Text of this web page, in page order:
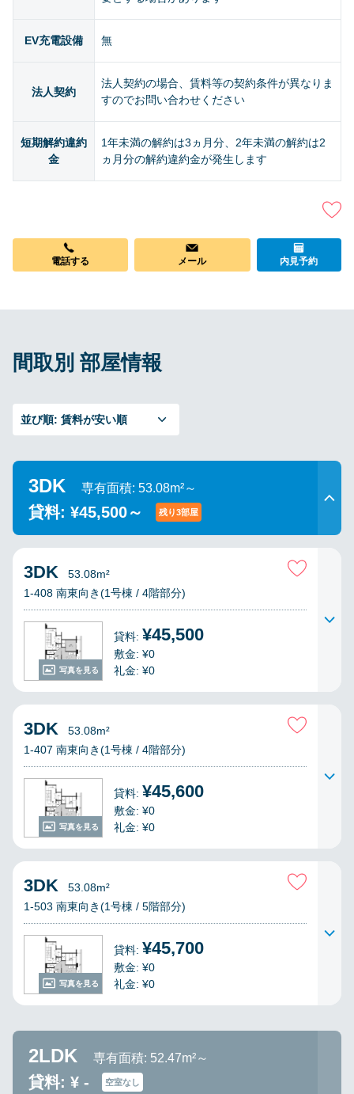
EV充電設備 無
法人契約
法人契約の場合、賃料等の契約条件が異なりま
すのでお問い合わせください
短期解約違約
金
1年未満の解約は3ヵ月分、2年未満の解約は2
ヵ月分の解約違約金が発生します
電話する メール 内見予約
間取別 部屋情報
並び順: 賃料が安い順
3DK 専有面積: 53.08m²～
貸料: ¥45,500～ 残り3部屋
写真を見る
3DK
53.08m²
1-408 南東向き(1号棟 / 4階部分)
貸料: ¥45,500
敷金: ¥0
礼金: ¥0
写真を見る
3DK
53.08m²
1-407 南東向き(1号棟 / 4階部分)
貸料: ¥45,600
敷金: ¥0
礼金: ¥0
写真を見る
3DK
53.08m²
1-503 南東向き(1号棟 / 5階部分)
貸料: ¥45,700
敷金: ¥0
礼金: ¥0
2LDK 専有面積: 52.47m²～
貸料: ¥ - 空室なし